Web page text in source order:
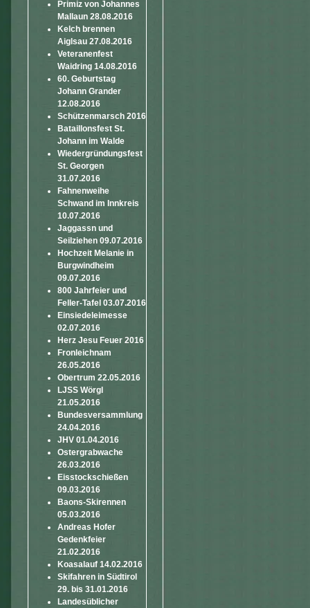
Primiz von Johannes
Mallaun 28.08.2016
Kelch brennen
Aiglsau 27.08.2016
Veteranenfest
Waidring 14.08.2016
60. Geburtstag
Johann Grander
12.08.2016
Schützenmarsch 2016
Bataillonsfest St.
Johann im Walde
Wiedergründungsfest
St. Georgen
31.07.2016
Fahnenweihe
Schwand im Innkreis
10.07.2016
Jaggassn und
Seilziehen 09.07.2016
Hochzeit Melanie in
Burgwindheim
09.07.2016
800 Jahrfeier und
Feller-Tafel 03.07.2016
Einsiedeleimesse
02.07.2016
Herz Jesu Feuer 2016
Fronleichnam
26.05.2016
Obertrum 22.05.2016
LJSS Wörgl
21.05.2016
Bundesversammlung
24.04.2016
JHV 01.04.2016
Ostergrabwache
26.03.2016
Eisstockschießen
09.03.2016
Baons-Skirennen
05.03.2016
Andreas Hofer
Gedenkfeier
21.02.2016
Koasalauf 14.02.2016
Skifahren in Südtirol
29. bis 31.01.2016
Landesüblicher